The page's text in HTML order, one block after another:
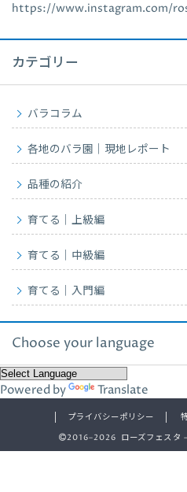
https://www.instagram.com/
カテゴリー
バラコラム
各地のバラ園｜現地レポート
品種の紹介
育てる｜上級編
育てる｜中級編
育てる｜入門編
Choose your language
Powered by Translate
プライバシーポリシー
2016–2026 ローズフェスタ